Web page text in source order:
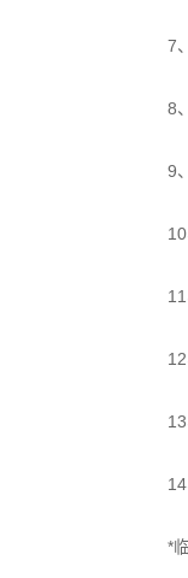
7、
8、
9、
10、
11
12、
13
14
*临